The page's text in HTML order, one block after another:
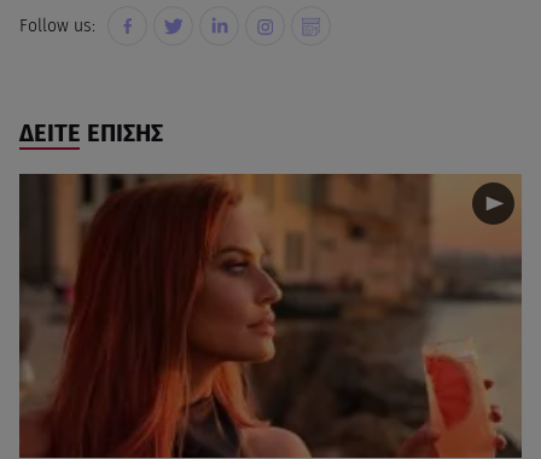
Follow us:
ΔΕΙΤΕ ΕΠΙΣΗΣ